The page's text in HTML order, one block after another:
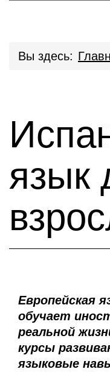
Вы здесь:
язык
Европейская
обучает
реальной
курсы
языковые